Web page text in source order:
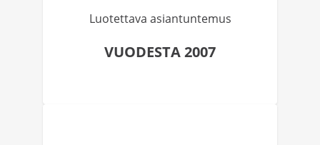
Luotettava asiantuntemus
VUODESTA 2007